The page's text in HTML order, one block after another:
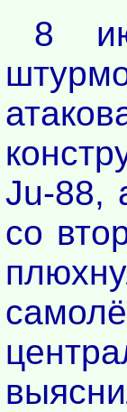
8
Ju-88,
со